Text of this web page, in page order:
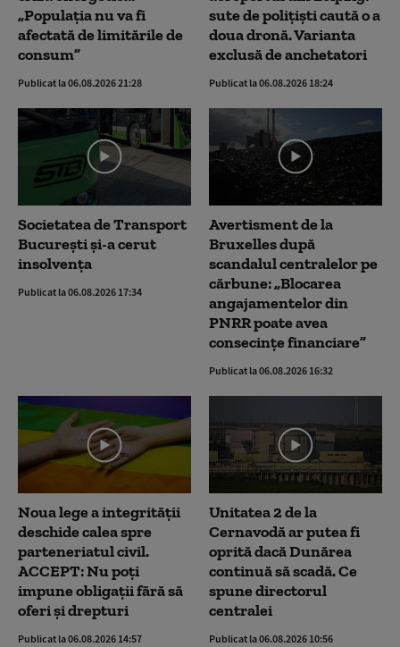
„Populația nu va fi
afectată de limitările de
consum”
Publicat la 06.08.2026 21:28
sute de polițiști caută o a
doua dronă. Varianta
exclusă de anchetatori
Publicat la 06.08.2026 18:24
Societatea de Transport
București și-a cerut
insolvența
Publicat la 06.08.2026 17:34
Avertisment de la
Bruxelles după
scandalul centralelor pe
cărbune: „Blocarea
angajamentelor din
PNRR poate avea
consecințe financiare”
Publicat la 06.08.2026 16:32
Noua lege a integrității
deschide calea spre
parteneriatul civil.
ACCEPT: Nu poți
impune obligații fără să
oferi și drepturi
Publicat la 06.08.2026 14:57
Unitatea 2 de la
Cernavodă ar putea fi
oprită dacă Dunărea
continuă să scadă. Ce
spune directorul
centralei
Publicat la 06.08.2026 10:56